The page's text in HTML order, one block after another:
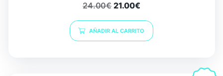
24.00€ 21.00€
AÑADIR AL CARRITO